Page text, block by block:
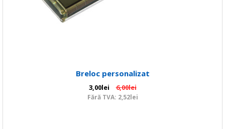
Breloc personalizat
3,00lei 6,00lei
Fără TVA: 2,52lei